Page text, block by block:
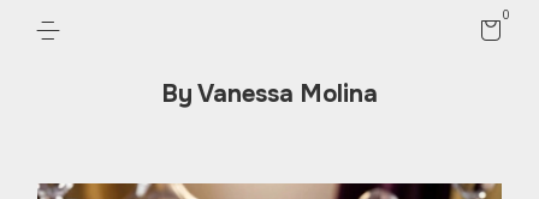
By Vanessa Molina
0